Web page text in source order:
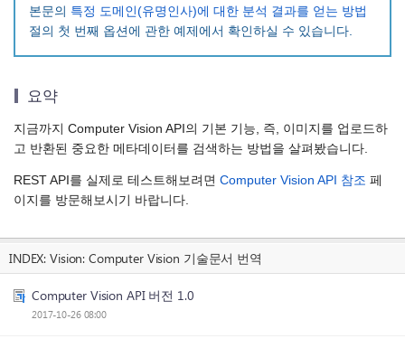
본문의 특정 도메인(유명인사)에 대한 분석 결과를 얻는 방법
절의 첫 번째 옵션에 관한 예제에서 확인하실 수 있습니다.
요약
지금까지 Computer Vision API의 기본 기능, 즉, 이미지를 업로드하
고 반환된 중요한 메타데이터를 검색하는 방법을 살펴봤습니다.
REST API를 실제로 테스트해보려면 Computer Vision API 참조 페
이지를 방문해보시기 바랍니다.
INDEX:Vision: Computer Vision 기술문서 번역
Computer Vision API 버전 1.0
2017-10-26 08:00